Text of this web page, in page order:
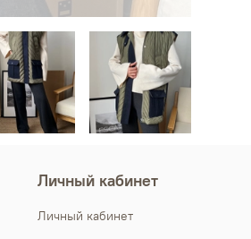
Личный кабинет
Личный кабинет